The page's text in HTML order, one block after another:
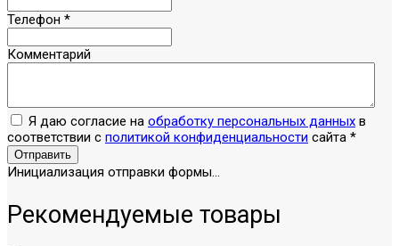
Телефон *
Комментарий
Я даю согласие на обработку персональных данных в
соответствии с политикой конфиденциальности сайта *
Отправить
Инициализация отправки формы...
Рекомендуемые товары